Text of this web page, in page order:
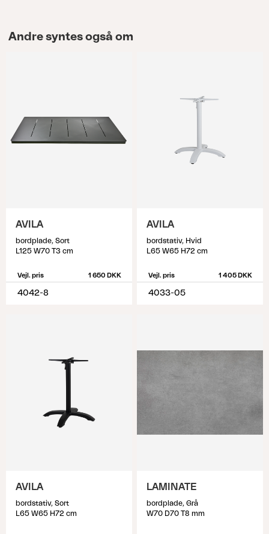
Andre syntes også om
AVILA
bordplade, Sort
L125 W70 T3 cm
Vejl. pris 1 650 DKK
4042-8
AVILA
bordstativ, Hvid
L65 W65 H72 cm
Vejl. pris 1 405 DKK
4033-05
AVILA
bordstativ, Sort
L65 W65 H72 cm
LAMINATE
bordplade, Grå
W70 D70 T8 mm